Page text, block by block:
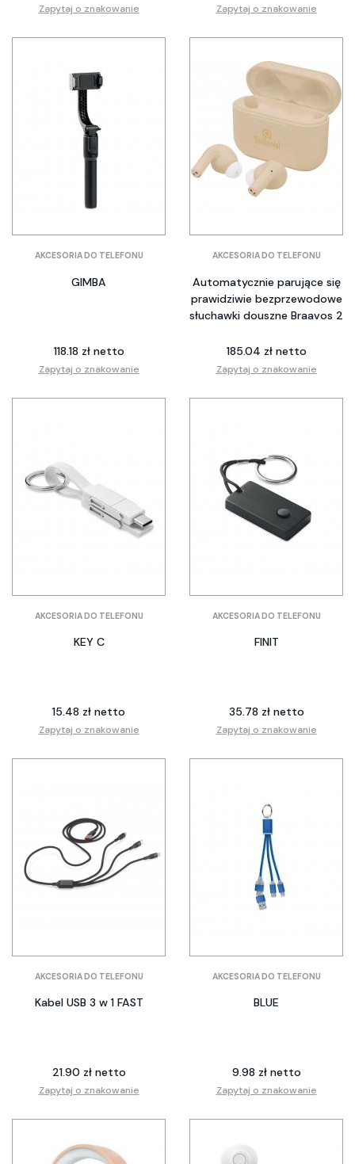
Zapytaj o znakowanie Zapytaj o znakowanie
AKCESORIA DO TELEFONU
GIMBA
118.18 zł netto
Zapytaj o znakowanie
AKCESORIA DO TELEFONU
Automatycznie parujące się
prawidziwie bezprzewodowe
słuchawki douszne Braavos 2
185.04 zł netto
Zapytaj o znakowanie
AKCESORIA DO TELEFONU
KEY C
15.48 zł netto
Zapytaj o znakowanie
AKCESORIA DO TELEFONU
FINIT
35.78 zł netto
Zapytaj o znakowanie
AKCESORIA DO TELEFONU
Kabel USB 3 w 1 FAST
21.90 zł netto
Zapytaj o znakowanie
AKCESORIA DO TELEFONU
BLUE
9.98 zł netto
Zapytaj o znakowanie